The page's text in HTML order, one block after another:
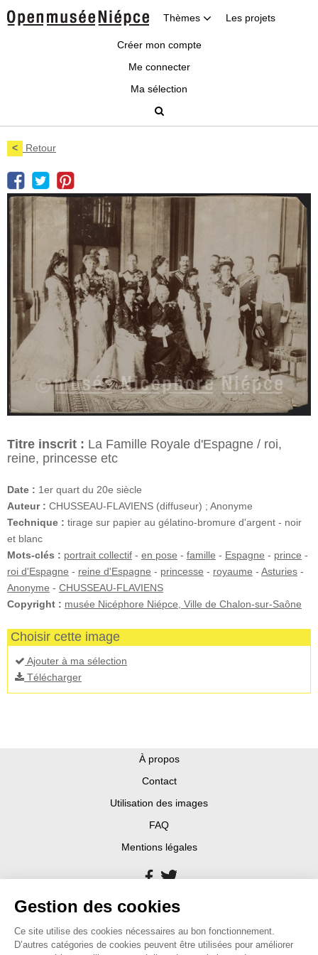
Thèmes Les projets
Créer mon compte
Me connecter
Ma sélection
< Retour
Titre inscrit : La Famille Royale d'Espagne / roi,
reine, princesse etc
Date : 1er quart du 20e siècle
Auteur : CHUSSEAU-FLAVIENS (diffuseur) ; Anonyme
Technique : tirage sur papier au gélatino-bromure d'argent - noir
et blanc
Mots-clés : portrait collectif - en pose - famille - Espagne - prince -
roi d'Espagne - reine d'Espagne - princesse - royaume - Asturies -
Anonyme - CHUSSEAU-FLAVIENS
Copyright : musée Nicéphore Niépce, Ville de Chalon-sur-Saône
Choisir cette image
Ajouter à ma sélection
Télécharger
À propos
Contact
Utilisation des images
FAQ
Mentions légales
Gestion des cookies
Ce site utilise des cookies nécessaires au bon fonctionnement.
D’autres catégories de cookies peuvent être utilisées pour améliorer